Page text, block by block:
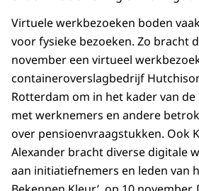
Virtuele werkbezoeken boden
voor fysieke bezoeken. Zo bracht
november een virtueel
containeroverslagbedrijf
Rotterdam om in het kader van de
met werknemers en andere
over pensioenvraagstukken. Ook
Alexander bracht diverse digitale
aan initiatiefnemers en leden van